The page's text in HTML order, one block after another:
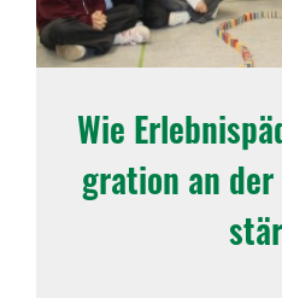
Wie
gra­tion an